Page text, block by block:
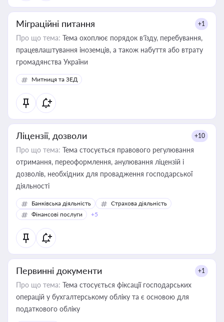
Міграційні питання +1
Про що тема: Тема охоплює порядок в’їзду, перебування,
працевлаштування іноземців, а також набуття або втрату
громадянства України
Митниця та ЗЕД
Ліцензії, дозволи +10
Про що тема: Тема стосується правового регулювання
отримання, переоформлення, анулювання ліцензій і
дозволів, необхідних для провадження господарської
діяльності
Банківська діяльність
Страхова діяльність
Фінансові послуги
+5
Первинні документи +1
Про що тема: Тема стосується фіксації господарських
операцій у бухгалтерському обліку та є основою для
податкового обліку